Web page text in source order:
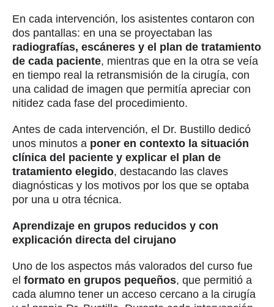
En cada intervención, los asistentes contaron con
dos pantallas: en una se proyectaban las
radiografías, escáneres y el plan de tratamiento
de cada paciente, mientras que en la otra se veía
en tiempo real la retransmisión de la cirugía, con
una calidad de imagen que permitía apreciar con
nitidez cada fase del procedimiento.
Antes de cada intervención, el Dr. Bustillo dedicó
unos minutos a poner en contexto la situación
clínica del paciente y explicar el plan de
tratamiento elegido, destacando las claves
diagnósticas y los motivos por los que se optaba
por una u otra técnica.
Aprendizaje en grupos reducidos y con
explicación directa del cirujano
Uno de los aspectos más valorados del curso fue
el formato en grupos pequeños, que permitió a
cada alumno tener un acceso cercano a la cirugía